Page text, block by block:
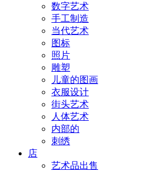
数字艺术
手工制造
当代艺术
图标
照片
雕塑
儿童的图画
衣服设计
街头艺术
人体艺术
内部的
刺绣
店
艺术品出售